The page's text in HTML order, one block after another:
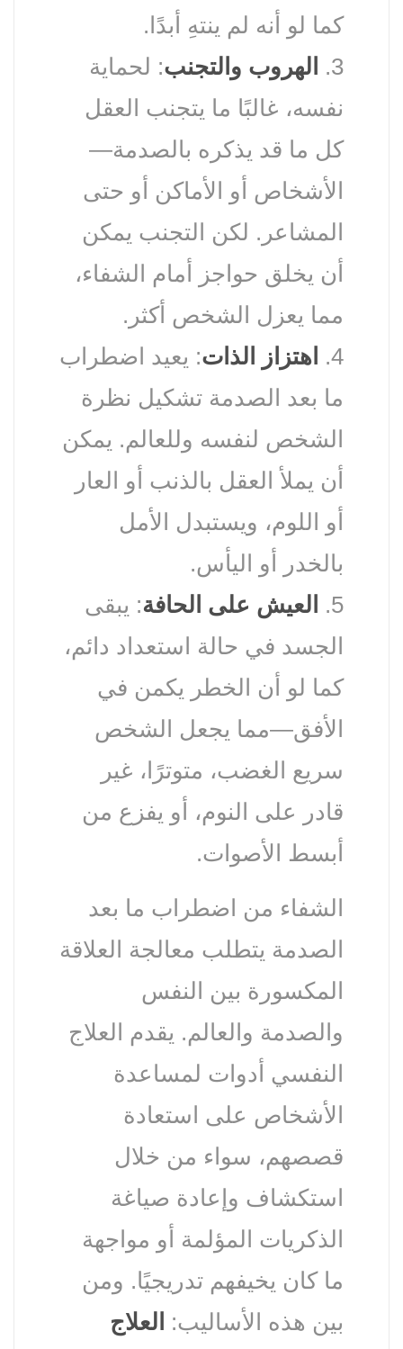
كما لو أنه لم ينتهِ أبدًا.
3.
الهروب والتجنب: لحماية
نفسه، غالبًا ما يتجنب العقل
كل ما قد يذكره بالصدمة—
الأشخاص أو الأماكن أو حتى
المشاعر. لكن التجنب يمكن
أن يخلق حواجز أمام الشفاء،
مما يعزل الشخص أكثر.
4.
اهتزاز الذات: يعيد اضطراب
ما بعد الصدمة تشكيل نظرة
الشخص لنفسه وللعالم. يمكن
أن يملأ العقل بالذنب أو العار
أو اللوم، ويستبدل الأمل
بالخدر أو اليأس.
5.
العيش على الحافة: يبقى
الجسد في حالة استعداد دائم،
كما لو أن الخطر يكمن في
الأفق—مما يجعل الشخص
سريع الغضب، متوترًا، غير
قادر على النوم، أو يفزع من
أبسط الأصوات.
الشفاء من اضطراب ما بعد
الصدمة يتطلب معالجة العلاقة
المكسورة بين النفس
والصدمة والعالم. يقدم العلاج
النفسي أدوات لمساعدة
الأشخاص على استعادة
قصصهم، سواء من خلال
استكشاف وإعادة صياغة
الذكريات المؤلمة أو مواجهة
ما كان يخيفهم تدريجيًا. ومن
بين هذه الأساليب: العلاج